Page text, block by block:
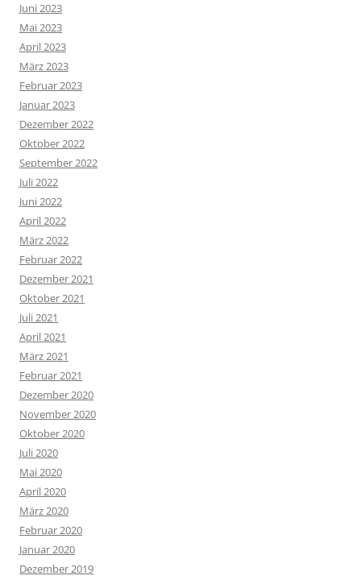
Juni 2023
Mai 2023
April 2023
März 2023
Februar 2023
Januar 2023
Dezember 2022
Oktober 2022
September 2022
Juli 2022
Juni 2022
April 2022
März 2022
Februar 2022
Dezember 2021
Oktober 2021
Juli 2021
April 2021
März 2021
Februar 2021
Dezember 2020
November 2020
Oktober 2020
Juli 2020
Mai 2020
April 2020
März 2020
Februar 2020
Januar 2020
Dezember 2019